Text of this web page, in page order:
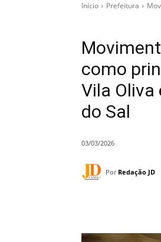
Início Prefeitura
como
Vila
do Sal
03/03/2026
Por Redação JD